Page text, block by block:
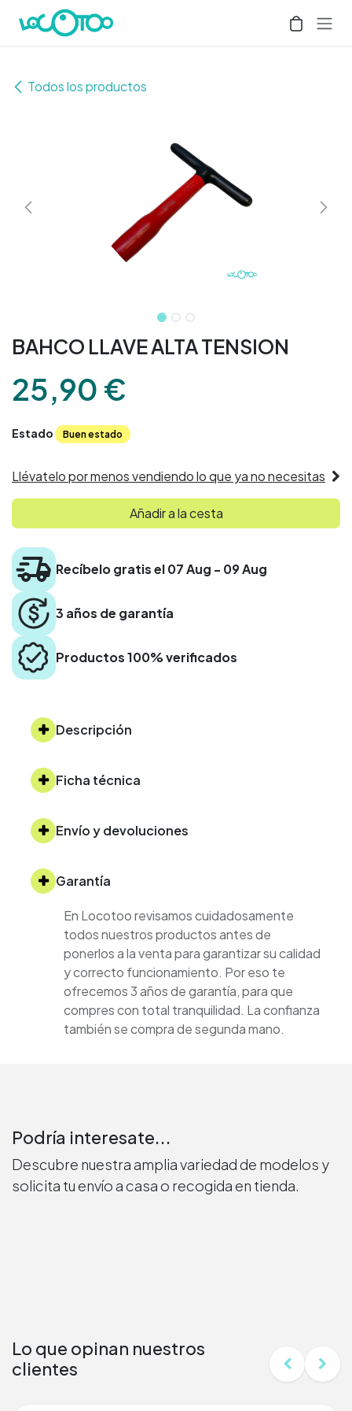
Ir al contenido
Todos los productos
BAHCO LLAVE ALTA TENSION
25,90 €
Estado Buen estado
Llévatelo por menos vendiendo lo que ya no necesitas
Añadir a la cesta
Recíbelo gratis el 07 Aug - 09 Aug
3 años de garantía
Productos 100% verificados
Descripción
Ficha técnica
Envío y devoluciones
Garantía
En Locotoo revisamos cuidadosamente
todos nuestros productos antes de
ponerlos a la venta para garantizar su calidad
y correcto funcionamiento. Por eso te
ofrecemos 3 años de garantía, para que
compres con total tranquilidad. La confianza
también se compra de segunda mano.
Podría interesate...
Descubre nuestra amplia variedad de modelos y
solicita tu envío a casa o recogida en tienda.
Lo que opinan nuestros
clientes